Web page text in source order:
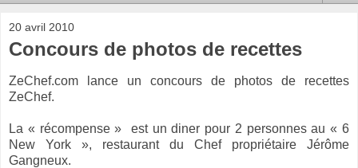
20 avril 2010
Concours de photos de recettes
ZeChef.com lance un concours de photos de recettes
ZeChef.
La « récompense » est un diner pour 2 personnes au « 6
New York », restaurant du Chef propriétaire Jérôme
Gangneux.